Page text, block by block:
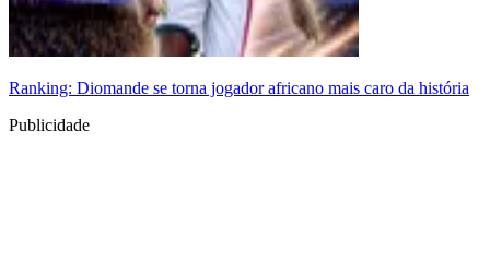
Ranking: Diomande se torna jogador africano mais caro da história
Publicidade